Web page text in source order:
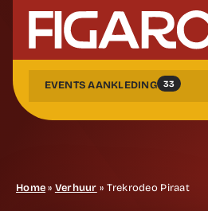
EVENTS AANKLEDING 33
Home» Verhuur » Trekrodeo Piraat